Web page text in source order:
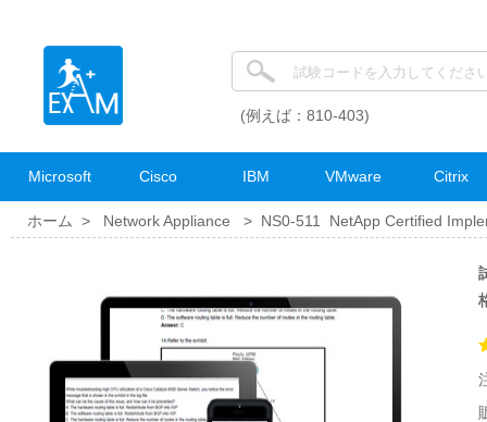
(例えば：810-403)
Microsoft Cisco IBM VMware Citrix
ホーム > Network Appliance > NS0-511 NetApp Certified